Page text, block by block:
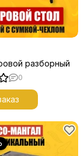
разборный
0